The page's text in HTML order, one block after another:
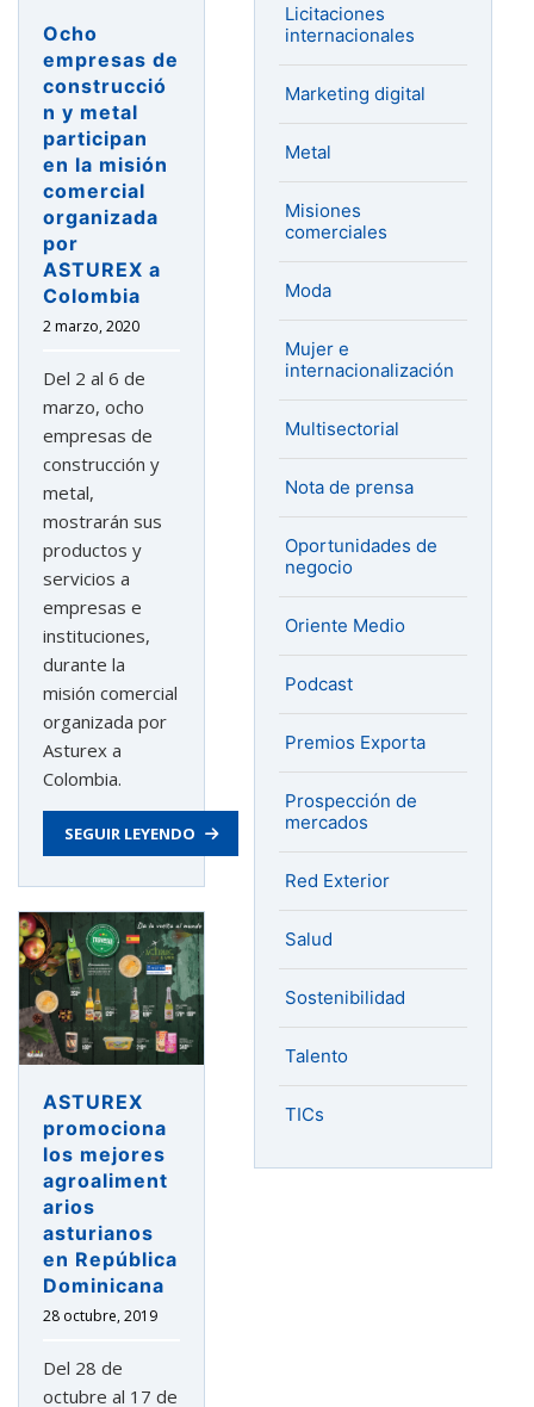
Ocho
empresas de
construcció
n y metal
participan
en la misión
comercial
organizada
por
ASTUREX a
Colombia
2 marzo, 2020
Del 2 al 6 de
marzo, ocho
empresas de
construcción y
metal,
mostrarán sus
productos y
servicios a
empresas e
instituciones,
durante la
misión comercial
organizada por
Asturex a
Colombia.
SEGUIR LEYENDO
ASTUREX
promociona
los mejores
agroaliment
arios
asturianos
en República
Dominicana
28 octubre, 2019
Del 28 de
octubre al 17 de
Licitaciones
internacionales
Marketing digital
Metal
Misiones
comerciales
Moda
Mujer e
internacionalización
Multisectorial
Nota de prensa
Oportunidades de
negocio
Oriente Medio
Podcast
Premios Exporta
Prospección de
mercados
Red Exterior
Salud
Sostenibilidad
Talento
TICs